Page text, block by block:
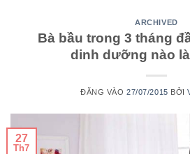
ARCHIVED
Bà bầu trong 3 tháng
dinh dưỡng nào
ĐĂNG VÀO27/07/2015 BỞI
27
Th7